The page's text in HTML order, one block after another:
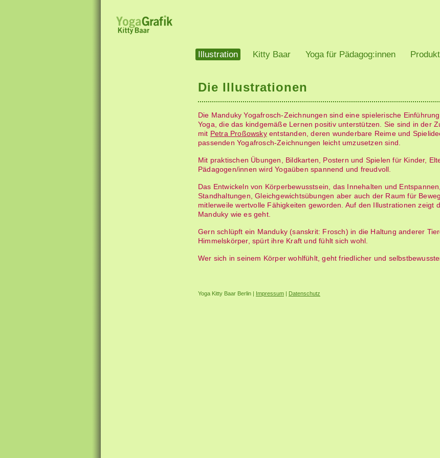
Aktuelle Seite:
Illustration Kitty Baar Yoga für Pädagog:innen
Die Illustrationen
Die Manduky Yogafrosch-Zeichnungen sind eine spielerische
Yoga, die das kindgemäße Lernen positiv unterstützen. Sie sind in der
mit Petra Proßowskyentstanden, deren wunderbare Reime und
passenden Yogafrosch-Zeichnungen leicht umzusetzen sind.
Mit praktischen Übungen, Bildkarten, Postern und Spielen für Kinder,
Pädagogen/innen wird Yogaüben spannend und freudvoll.
Das Ent­wickeln von Körper­bewusstsein, das Innehalten und
Standhaltungen, Gleichgewichtsübungen aber auch der Raum für
mitlerweile wertvolle Fähigkeiten geworden. Auf den Illustrationen zeigt
Manduky wie es geht.
Gern schlüpft ein Manduky (sanskrit: Frosch) in die Haltung anderer
Himmelskörper, spürt ihre Kraft und fühlt sich wohl.
Wer sich in seinem Körper wohlfühlt, geht friedlicher und
Yoga Kitty Baar Berlin | Impressum | Datenschutz